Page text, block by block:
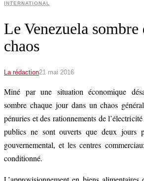
INTERNATIONAL
Le Venezuela sombre
chaos
La rédaction21 mai 2016
Miné par une situation économique
sombre chaque jour dans un chaos
pénuries et des rationnements de
publics ne sont ouverts que deux jours
gouvernemental, et les centres
conditionné.